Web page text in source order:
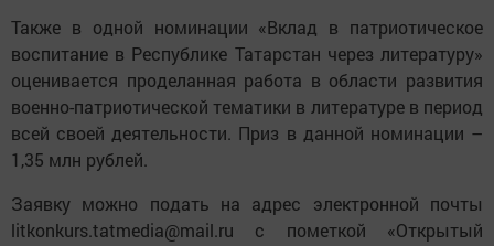
Также в одной номинации «Вклад в патриотическое
воспитание в Республике Татарстан через литературу»
оценивается проделанная работа в области развития
военно-патриотической тематики в литературе в период
всей своей деятельности. Приз в данной номинации –
1,35 млн рублей.
Заявку можно подать на адрес электронной почты
litkonkurs.tatmedia@mail.ru с пометкой «Открытый